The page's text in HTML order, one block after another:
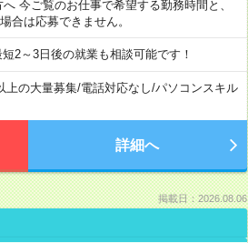
今ご覧のお仕事で希望する勤務時間と、
合は応募できません。
2～3日後の就業も相談可能です！
上の大量募集/電話対応なし/パソコンスキル
詳細へ
掲載日：2026.08.06